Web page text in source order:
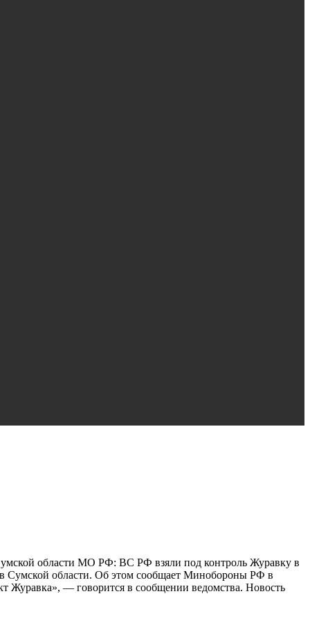
области МО РФ: ВС РФ взяли под контроль Журавку в
Сумской области. Об этом сообщает Минобороны РФ в
Журавка», — говорится в сообщении ведомства. Новость